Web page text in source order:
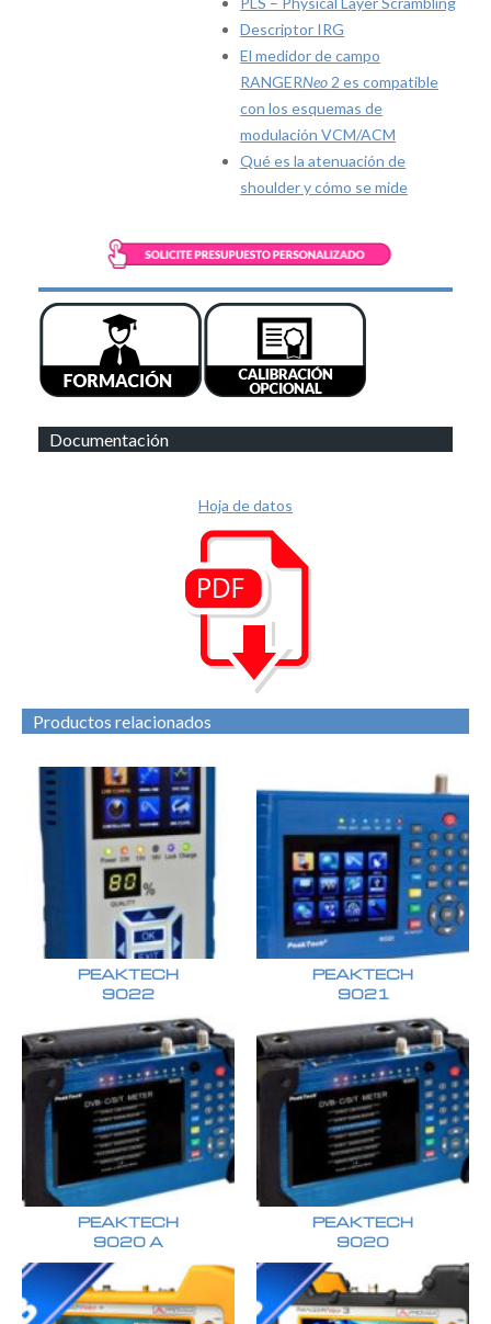
Descriptor IRG
El medidor de campo
RANGERNeo 2 es compatible
con los esquemas de
modulación VCM/ACM
Qué es la atenuación de
shoulder y cómo se mide
Documentación
Hoja de datos
Productos relacionados
PEAKTECH
9022
PEAKTECH
9021
PEAKTECH
9020 A
PEAKTECH
9020